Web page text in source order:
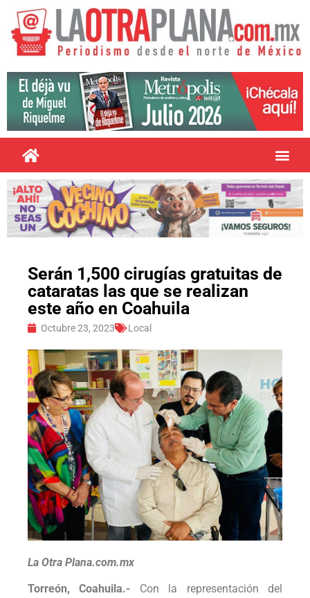
Serán 1,500 cirugías gratuitas de
cataratas las que se realizan
este año en Coahuila
Octubre 23, 2023 Local
La Otra Plana.com.mx
Torreón, Coahuila.- Con la representación del